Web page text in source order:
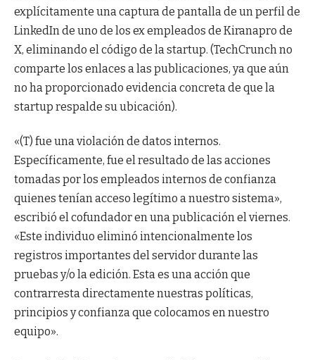
explícitamente una captura de pantalla de un perfil de
LinkedIn de uno de los ex empleados de Kiranapro de
X, eliminando el código de la startup. (TechCrunch no
comparte los enlaces a las publicaciones, ya que aún
no ha proporcionado evidencia concreta de que la
startup respalde su ubicación).
«(T) fue una violación de datos internos.
Específicamente, fue el resultado de las acciones
tomadas por los empleados internos de confianza
quienes tenían acceso legítimo a nuestro sistema»,
escribió el cofundador en una publicación el viernes.
«Este individuo eliminó intencionalmente los
registros importantes del servidor durante las
pruebas y/o la edición. Esta es una acción que
contrarresta directamente nuestras políticas,
principios y confianza que colocamos en nuestro
equipo».